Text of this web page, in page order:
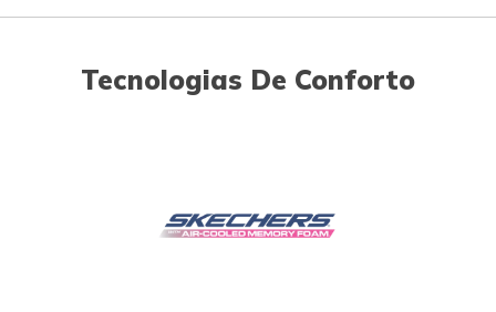
Tecnologias De Conforto